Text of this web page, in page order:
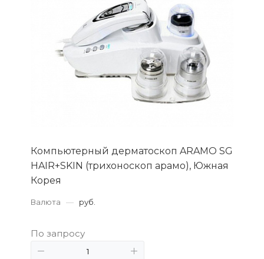
Компьютерный дерматоскоп ARAMO SG
HAIR+SKIN (трихоноскоп арамо), Южная
Корея
Валюта — руб.
По запросу